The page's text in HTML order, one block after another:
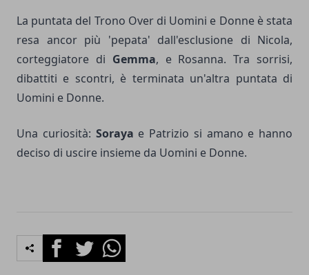
La puntata del Trono Over di Uomini e Donne è stata
resa ancor più 'pepata' dall'esclusione di Nicola,
corteggiatore di Gemma, e Rosanna. Tra sorrisi,
dibattiti e scontri, è terminata un'altra puntata di
Uomini e Donne.
Una curiosità: Soraya e Patrizio si amano e hanno
deciso di uscire insieme da Uomini e Donne.
FacebookTwitterWhatsapp